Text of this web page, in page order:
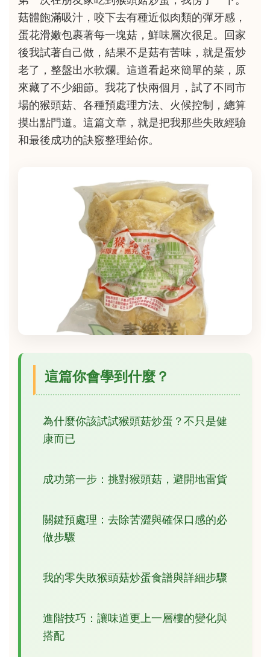
菇體飽滿吸汁，咬下去有種近似肉類的彈牙感，
蛋花滑嫩包裹著每一塊菇，鮮味層次很足。回家
後我試著自己做，結果不是菇有苦味，就是蛋炒
老了，整盤出水軟爛。這道看起來簡單的菜，原
來藏了不少細節。我花了快兩個月，試了不同市
場的猴頭菇、各種預處理方法、火候控制，總算
摸出點門道。這篇文章，就是把我那些失敗經驗
和最後成功的訣竅整理給你。
這篇你會學到什麼？
為什麼你該試試猴頭菇炒蛋？不只是健
康而已
成功第一步：挑對猴頭菇，避開地雷貨
關鍵預處理：去除苦澀與確保口感的必
做步驟
我的零失敗猴頭菇炒蛋食譜與詳細步驟
進階技巧：讓味道更上一層樓的變化與
搭配